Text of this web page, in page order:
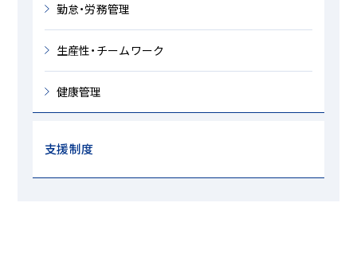
勤怠・労務管理
生産性・チームワーク
健康管理
支援制度